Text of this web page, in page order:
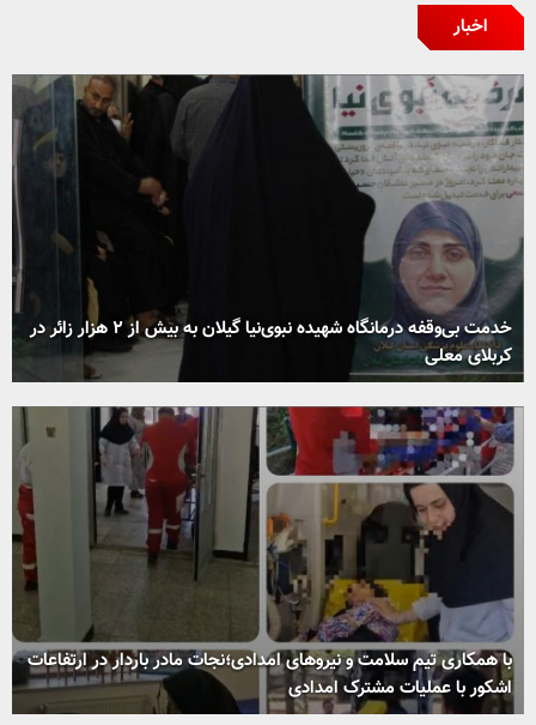
اخبار
خدمت بی‌وقفه درمانگاه شهیده نبوی‌نیا گیلان به بیش از ۲ هزار زائر در
کربلای معلی
با همکاری تیم سلامت و نیروهای امدادی؛نجات مادر باردار در ارتفاعات
اشکور با عملیات مشترک امدادی